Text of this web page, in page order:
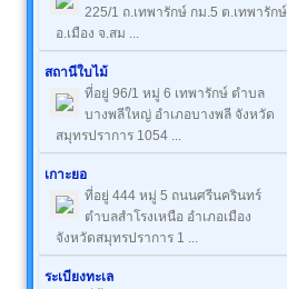
225/1 ถ.เทพารักษ์ กม.5 ต.เทพารักษ์
อ.เมือง จ.สม ...
สถานีใบไม้
ที่อยู่ 96/1 หมู่ 6 เทพารักษ์ ตำบล
บางพลีใหญ่ อำเภอบางพลี จังหวัด
สมุทรปราการ 1054 ...
เกาะยอ
ที่อยู่ 444 หมู่ 5 ถนนศรีนครินทร์
ตำบลสำโรงเหนือ อำเภอเมือง
จังหวัดสมุทรปราการ 1 ...
ระเบียงทะเล